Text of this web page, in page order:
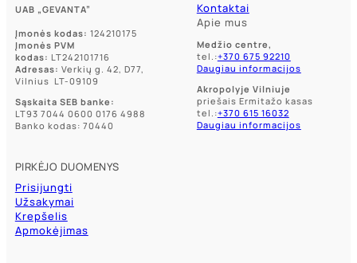
UAB „GEVANTA”
Įmonės kodas: 124210175
Įmonės PVM
kodas: LT242101716
Adresas: Verkių g. 42, D77,
Vilnius LT-09109
Sąskaita SEB banke:
LT93 7044 0600 0176 4988
Banko kodas: 70440
Kontaktai
Apie mus
Medžio centre,
tel.:+370 675 92210
Daugiau informacijos
Akropolyje Vilniuje
priešais Ermitažo kasas
tel.:+370 615 16032
Daugiau informacijos
PIRKĖJO DUOMENYS
Prisijungti
Užsakymai
Krepšelis
Apmokėjimas